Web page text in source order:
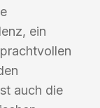
ein
auch die